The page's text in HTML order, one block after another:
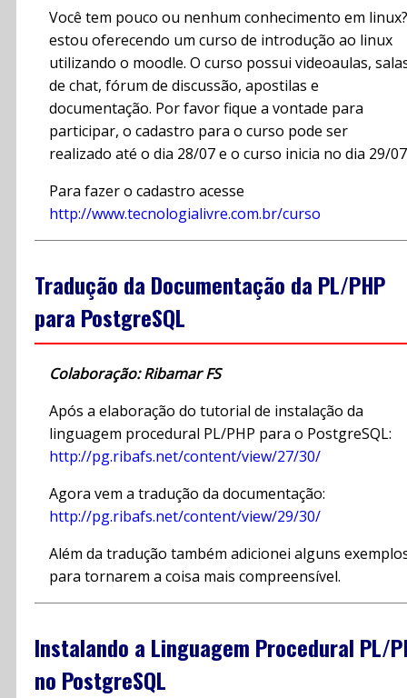
Você tem pouco ou nenhum conhecimento em linux?
estou oferecendo um curso de introdução ao linux
utilizando o moodle. O curso possui videoaulas,
de chat, fórum de discussão, apostilas e
documentação. Por favor fique a vontade para
participar, o cadastro para o curso pode ser
realizado até o dia 28/07 e o curso inicia no dia 29/
Para fazer o cadastro acesse
http://www.tecnologialivre.com.br/curso
Tradução da Documentação da PL/PHP
para PostgreSQL
Colaboração: Ribamar FS
Após a elaboração do tutorial de instalação da
linguagem procedural PL/PHP para o PostgreSQL:
http://pg.ribafs.net/content/view/27/30/
Agora vem a tradução da documentação:
http://pg.ribafs.net/content/view/29/30/
Além da tradução também adicionei alguns
para tornarem a coisa mais compreensível.
Instalando a Linguagem Procedural PL/
no PostgreSQL